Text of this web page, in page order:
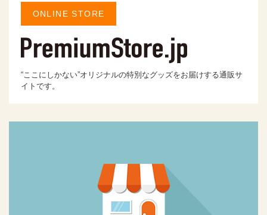
ONLINE STORE
“ここにしかない”オリジナルの特別なグッズをお届けする通販サ
イトです。